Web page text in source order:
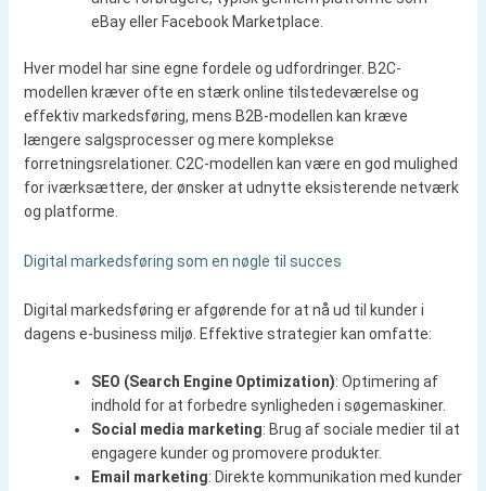
eBay eller Facebook Marketplace.
Hver model har sine egne fordele og udfordringer. B2C-
modellen kræver ofte en stærk online tilstedeværelse og
effektiv markedsføring, mens B2B-modellen kan kræve
længere salgsprocesser og mere komplekse
forretningsrelationer. C2C-modellen kan være en god mulighed
for iværksættere, der ønsker at udnytte eksisterende netværk
og platforme.
Digital markedsføring som en nøgle til succes
Digital markedsføring er afgørende for at nå ud til kunder i
dagens e-business miljø. Effektive strategier kan omfatte:
SEO (Search Engine Optimization): Optimering af
indhold for at forbedre synligheden i søgemaskiner.
Social media marketing: Brug af sociale medier til at
engagere kunder og promovere produkter.
Email marketing: Direkte kommunikation med kunder